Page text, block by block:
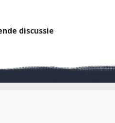
discussie